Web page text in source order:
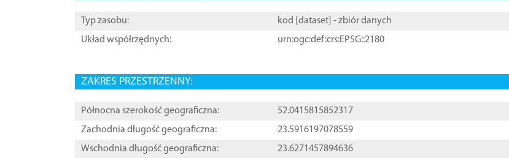
Typ zasobu: kod [ dataset ] - zbiór danych
Układ współrzędnych:
urn:ogc:def:crs:EPSG::2180
ZAKRES PRZESTRZENNY:
Północna szerokość geograficzna:
52.0415815852317
Zachodnia długość geograficzna:
23.5916197078559
Wschodnia długość geograficzna:
23.6271457894636